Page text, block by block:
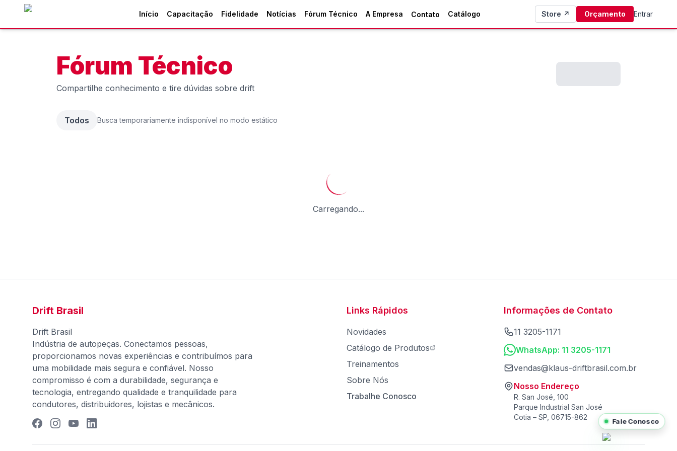
Pular para o conteúdo principal
Início Capacitação Fidelidade Notícias Fórum Técnico A Empresa Contato Catálogo Store ↗ Orçamento Entrar
Fórum Técnico
Compartilhe conhecimento e tire dúvidas sobre drift
Todos Busca temporariamente indisponível no modo estático
Carregando...
Drift Brasil
Drift Brasil
Indústria de autopeças. Conectamos pessoas,
proporcionamos novas experiências e contribuímos para
uma mobilidade mais segura e confiável. Nosso
compromisso é com a durabilidade, segurança e
tecnologia, entregando qualidade e tranquilidade para
condutores, distribuidores, lojistas e mecânicos.
Links Rápidos
Novidades
Catálogo de Produtos
Treinamentos
Sobre Nós
Trabalhe Conosco
Informações de Contato
11 3205-1171
WhatsApp: 11 3205-1171
vendas@klaus-driftbrasil.com.br
Nosso Endereço
R. San José, 100
Parque Industrial San José
Cotia – SP, 06715-862
Fale Conosco